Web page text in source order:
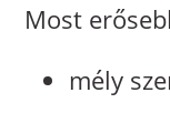
Most
mély